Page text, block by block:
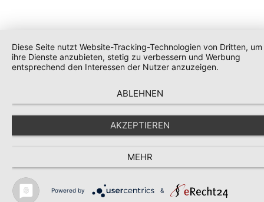
Diese Seite nutzt Website-Tracking-Technologien von Dritten, um
ihre Dienste anzubieten, stetig zu verbessern und Werbung
entsprechend den Interessen der Nutzer anzuzeigen.
ABLEHNEN
AKZEPTIEREN
MEHR
Powered by &